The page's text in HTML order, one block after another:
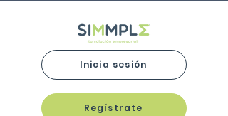
Inicia sesión
Regístrate